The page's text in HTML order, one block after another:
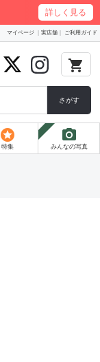
詳しく見る
マイページ 実店舗 ご利用ガイド
local_grocery_store
さがす
stars
特集
photo_camera
みんなの写真